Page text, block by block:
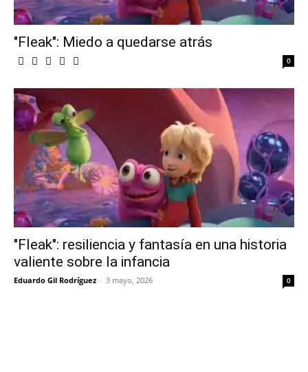
"Fleak": Miedo a quedarse atrás
0
"Fleak": resiliencia y fantasía en una historia
valiente sobre la infancia
Eduardo Gil Rodríguez - 3 mayo, 2026 0